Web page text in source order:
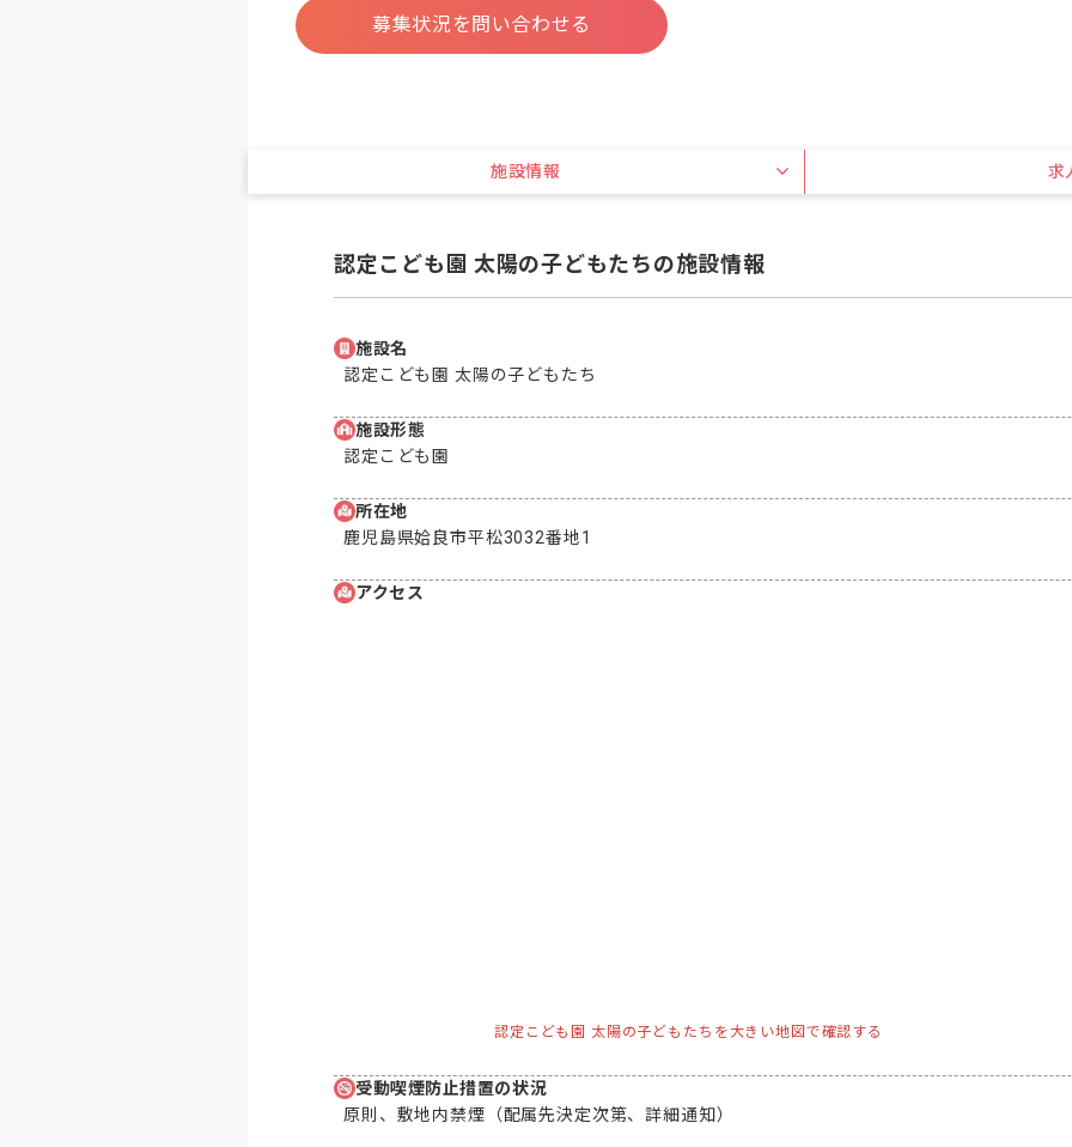
募集状況を問い合わせる
施設情報 求
認定こども園 太陽の子どもたちの施設情報
施設名
認定こども園 太陽の子どもたち
施設形態
認定こども園
所在地
鹿児島県姶良市平松3032番地1
アクセス
認定こども園 太陽の子どもたちを大きい地図で確認する
受動喫煙防止措置の状況
原則、敷地内禁煙（配属先決定次第、詳細通知）